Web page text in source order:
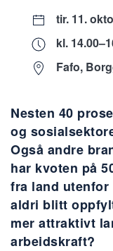
tir. 11.
kl.
Fafo,
Nesten 40
og
Også andre
har kvoten på
fra land utenfor
aldri blitt
mer attraktivt
arbeidskraft?